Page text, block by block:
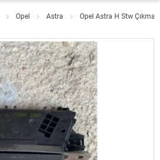
Opel Astra Opel Astra H Stw